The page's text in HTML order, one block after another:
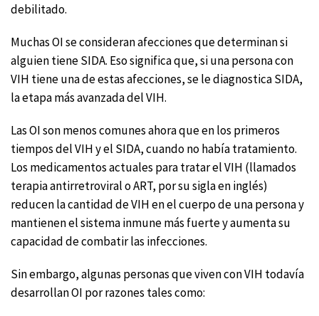
debilitado.
Muchas OI se consideran afecciones que determinan si
alguien tiene SIDA. Eso significa que, si una persona con
VIH tiene una de estas afecciones, se le diagnostica SIDA,
la etapa más avanzada del VIH.
Las OI son menos comunes ahora que en los primeros
tiempos del VIH y el SIDA, cuando no había tratamiento.
Los medicamentos actuales para tratar el VIH (llamados
terapia antirretroviral o ART, por su sigla en inglés)
reducen la cantidad de VIH en el cuerpo de una persona y
mantienen el sistema inmune más fuerte y aumenta su
capacidad de combatir las infecciones.
Sin embargo, algunas personas que viven con VIH todavía
desarrollan OI por razones tales como: